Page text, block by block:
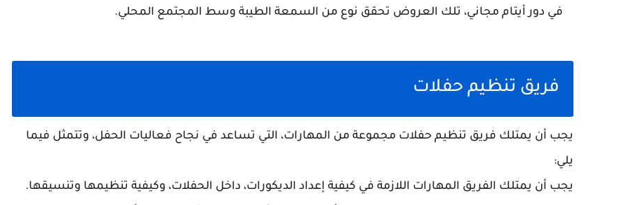
في دور أيتام مجاني، تلك العروض تحقق نوع من السمعة الطيبة وسط المجتمع المحلي.
فريق تنظيم حفلات
يجب أن يمتلك فريق تنظيم حفلات مجموعة من المهارات، التي تساعد في نجاح فعاليات الحفل، وتتمثل فيما
يلي:
يجب أن يمتلك الفريق المهارات اللازمة في كيفية إعداد الديكورات، داخل الحفلات، وكيفية تنظيمها وتنسيقها.